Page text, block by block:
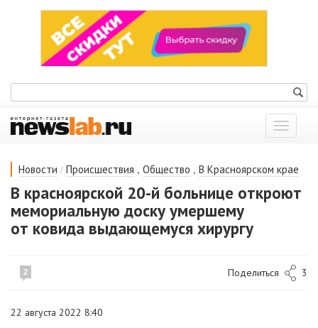
Показать
меню
Новости / Происшествия , Общество , В Красноярском крае
В красноярской 20-й больнице откроют
мемориальную доску умершему
от ковида выдающемуся хирургу
2 Поделиться 3
22 августа 2022 8:40